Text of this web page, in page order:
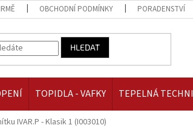
OBCHODNÍ PODMÍNKY PORADENSTVÍ
HLEDAT
TOPIDLA - VAFKY TEPELNÁ
IVAR.P - Klasik 1 (I003010)